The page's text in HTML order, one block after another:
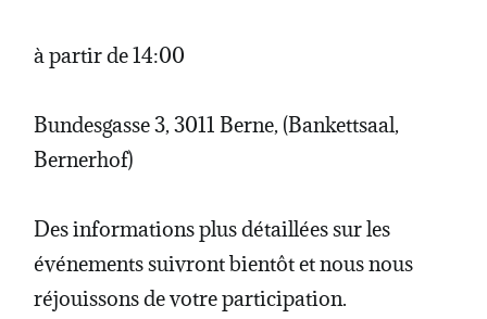
à partir de 14:00
Bundesgasse 3, 3011 Berne, (Bankettsaal,
Bernerhof)
Des informations plus détaillées sur les
événements suivront bientôt et nous nous
réjouissons de votre participation.